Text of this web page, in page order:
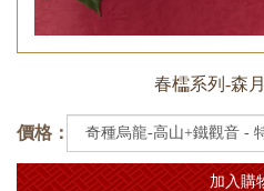
春櫺系列-森
價格：
加入購